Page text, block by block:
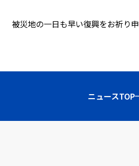
被災地の一日も早い復興をお祈り申
ニュースTOP